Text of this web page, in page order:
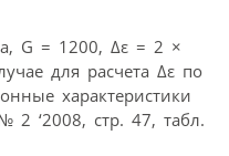
G = 1200, Δε = 2 ×
для расчета Δε по
характеристики
2 ‘2008, стр. 47, табл.